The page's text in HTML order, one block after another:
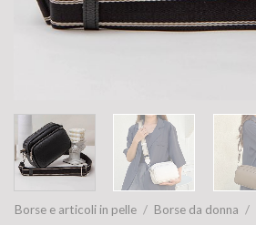
Borse e articoli in pelle / Borse da donna /